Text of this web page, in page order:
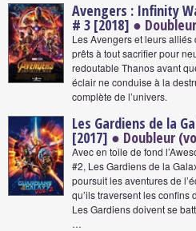
Avengers : Infinity
# 3 [2018] ●
Les Avengers et leurs alliés
prêts à tout sacrifier pour
redoutable Thanos avant
éclair ne conduise à la
complète de l’univers.
Les Gardiens de la
[2017] ● Doubleur
Avec en toile de fond
#2, Les Gardiens de la
poursuit les aventures de
qu’ils traversent les confins
Les Gardiens doivent se
…